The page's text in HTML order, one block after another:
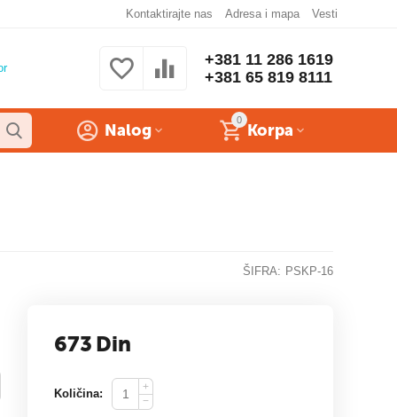
Kontaktirajte nas Adresa i mapa Vesti
+381 11 286 1619
+381 65 819 8111
0
Korpa
Nalog
ŠIFRA: PSKP-16
673 Din
Količina:
+
−